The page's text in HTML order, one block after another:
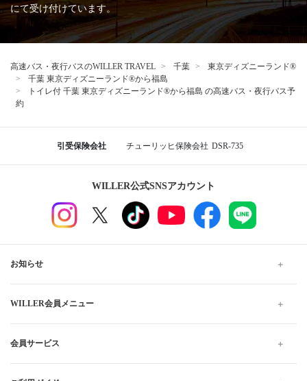
にて受け付けています。
高速バス・夜行バスのWILLER TRAVEL 千葉
東京ディズニーランド®
千葉 東京ディズニーランド®から福島
トイレ付 千葉 東京ディズニーランド®から福島 の高速バス・夜行バス予
約
引受保険会社 チューリッヒ保険会社 DSR-735
WILLER公式SNSアカウント
お知らせ
WILLER会員メニュー
会員サービス